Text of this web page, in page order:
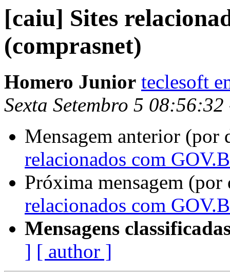
[caiu] Sites
(comprasnet)
Homero Junior teclesoft
Sexta Setembro 5
Mensagem anterior (por
relacionados com
Próxima mensagem
relacionados com
Mensagens
] [ author ]